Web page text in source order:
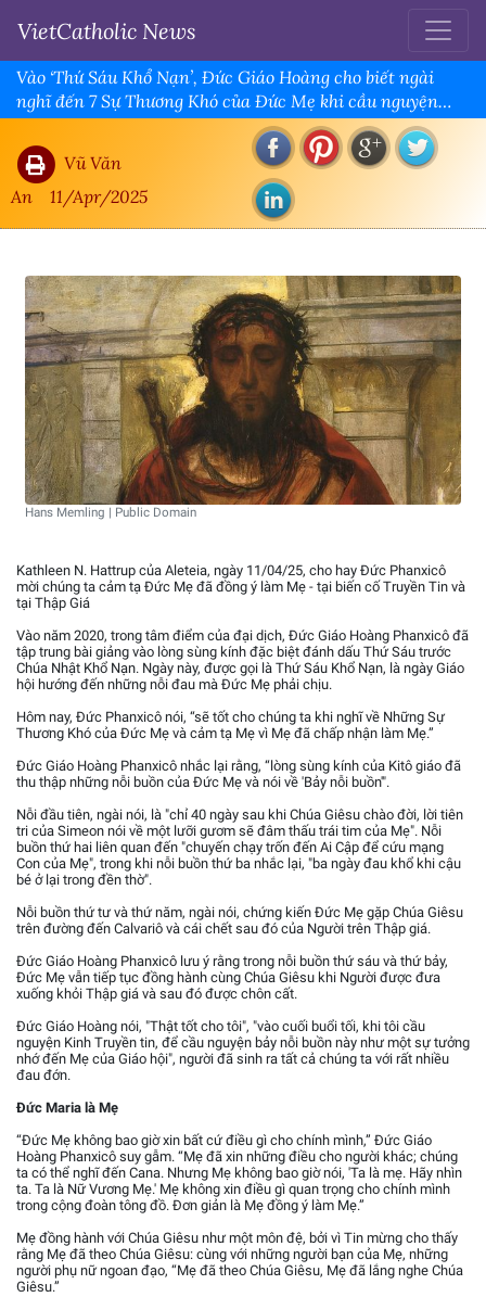
VietCatholic News
Vào ‘Thứ Sáu Khổ Nạn’, Đức Giáo Hoàng cho biết ngài
nghĩ đến 7 Sự Thương Khó của Đức Mẹ khi cầu nguyện
Kinh Truyền Tin buổi tối
Vũ Văn
An
11/Apr/2025
Hans Memling | Public Domain
Kathleen N. Hattrup của Aleteia, ngày 11/04/25, cho hay Đức Phanxicô
mời chúng ta cảm tạ Đức Mẹ đã đồng ý làm Mẹ - tại biến cố Truyền Tin và
tại Thập Giá
Vào năm 2020, trong tâm điểm của đại dịch, Đức Giáo Hoàng Phanxicô đã
tập trung bài giảng vào lòng sùng kính đặc biệt đánh dấu Thứ Sáu trước
Chúa Nhật Khổ Nạn. Ngày này, được gọi là Thứ Sáu Khổ Nạn, là ngày Giáo
hội hướng đến những nỗi đau mà Đức Mẹ phải chịu.
Hôm nay, Đức Phanxicô nói, “sẽ tốt cho chúng ta khi nghĩ về Những Sự
Thương Khó của Đức Mẹ và cảm tạ Mẹ vì Mẹ đã chấp nhận làm Mẹ.”
Đức Giáo Hoàng Phanxicô nhắc lại rằng, “lòng sùng kính của Kitô giáo đã
thu thập những nỗi buồn của Đức Mẹ và nói về 'Bảy nỗi buồn'".
Nỗi đầu tiên, ngài nói, là "chỉ 40 ngày sau khi Chúa Giêsu chào đời, lời tiên
tri của Simeon nói về một lưỡi gươm sẽ đâm thấu trái tim của Mẹ". Nỗi
buồn thứ hai liên quan đến "chuyến chạy trốn đến Ai Cập để cứu mạng
Con của Mẹ", trong khi nỗi buồn thứ ba nhắc lại, "ba ngày đau khổ khi cậu
bé ở lại trong đền thờ".
Nỗi buồn thứ tư và thứ năm, ngài nói, chứng kiến Đức Mẹ gặp Chúa Giêsu
trên đường đến Calvariô và cái chết sau đó của Người trên Thập giá.
Đức Giáo Hoàng Phanxicô lưu ý rằng trong nỗi buồn thứ sáu và thứ bảy,
Đức Mẹ vẫn tiếp tục đồng hành cùng Chúa Giêsu khi Người được đưa
xuống khỏi Thập giá và sau đó được chôn cất.
Đức Giáo Hoàng nói, "Thật tốt cho tôi", "vào cuối buổi tối, khi tôi cầu
nguyện Kinh Truyền tin, để cầu nguyện bảy nỗi buồn này như một sự tưởng
nhớ đến Mẹ của Giáo hội", người đã sinh ra tất cả chúng ta với rất nhiều
đau đớn.
Đức Maria là Mẹ
“Đức Mẹ không bao giờ xin bất cứ điều gì cho chính mình,” Đức Giáo
Hoàng Phanxicô suy gẫm. “Mẹ đã xin những điều cho người khác; chúng
ta có thể nghĩ đến Cana. Nhưng Mẹ không bao giờ nói, 'Ta là mẹ. Hãy nhìn
ta. Ta là Nữ Vương Mẹ.' Mẹ không xin điều gì quan trọng cho chính mình
trong cộng đoàn tông đồ. Đơn giản là Mẹ đồng ý làm Mẹ.”
Mẹ đồng hành với Chúa Giêsu như một môn đệ, bởi vì Tin mừng cho thấy
rằng Mẹ đã theo Chúa Giêsu: cùng với những người bạn của Mẹ, những
người phụ nữ ngoan đạo, “Mẹ đã theo Chúa Giêsu, Mẹ đã lắng nghe Chúa
Giêsu.”